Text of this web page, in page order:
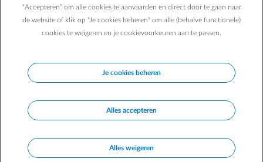
Veelgestelde vragen
Ik heb mijn zonnepanelen vóór 2021 geïnstalleerd, heb ik
recht op een premie?
heb ik recht op een extra premie?
recht op een premie?
Direct zelf regelen
Energiedesk
“Accepteren” om alle cookies te aanvaarden en direct door te gaan naar
de website of klik op "Je cookies beheren" om alle (behalve functionele)
cookies te weigeren en je cookievoorkeuren aan te passen.
Je cookies beheren
Alles accepteren
Alles weigeren